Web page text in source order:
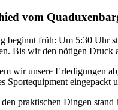
vom
beginnt früh: Um 5:30 Uhr
Bis wir den nötigen Druck
wir unsere Erledigungen
Sportequipment eingepackt
praktischen Dingen